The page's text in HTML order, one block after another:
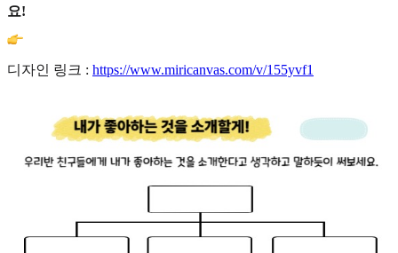
요!
디자인 링크 : https://www.miricanvas.com/v/155yvf1